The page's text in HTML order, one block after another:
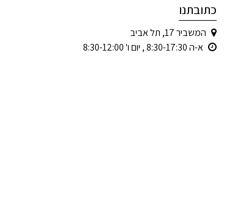
כתובתנו
המשביר 17, תל אביב
א-ה 8:30-17:30 , יום ו' 8:30-12:00